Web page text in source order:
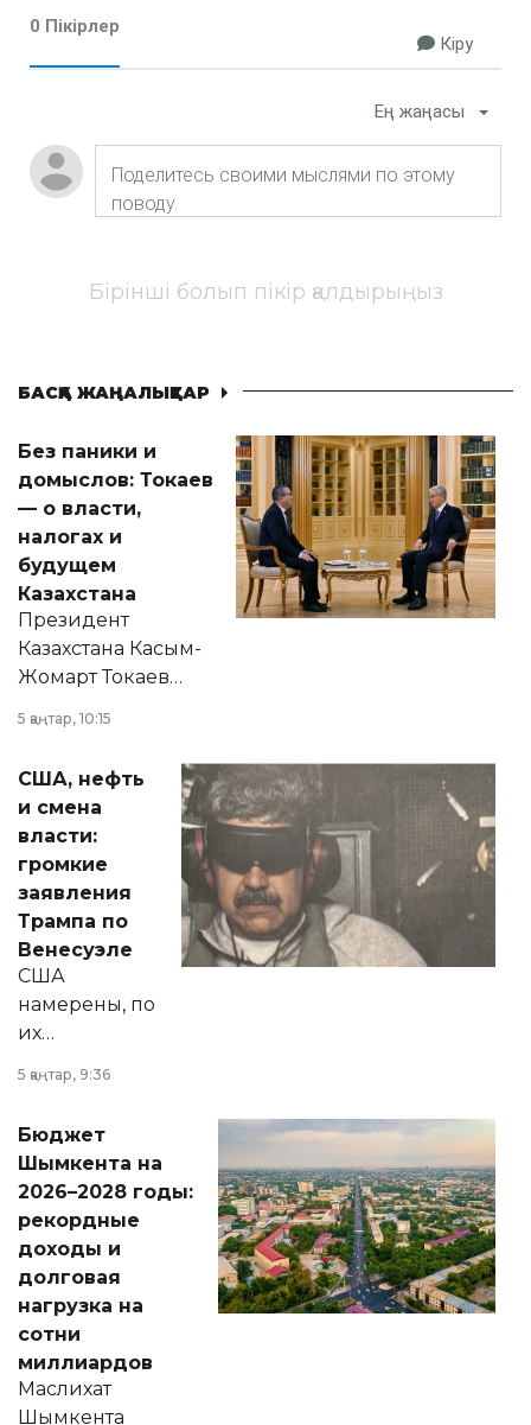
0 Пікірлер
Кіру
Ең жаңасы
Бірінші болып пікір қалдырыңыз
БАСҚА ЖАҢАЛЫҚТАР
Без паники и
домыслов: Токаев
— о власти,
налогах и
будущем
Казахстана
Президент
Казахстана Касым-
Жомарт Токаев
сразу несколько
актуальных тем —
от слухов о
политических
реформах до
вопросов армии,
экономики и
личного здоровья.
5 қаңтар, 10:15
США, нефть
и смена
власти:
громкие
заявления
Трампа по
Венесуэле
США
намерены, по
их
принести
народу
Венесуэлы.
5 қаңтар, 9:36
Бюджет
Шымкента на
2026–2028 годы:
рекордные
доходы и
долговая
нагрузка на
сотни
миллиардов
Маслихат
Шымкента